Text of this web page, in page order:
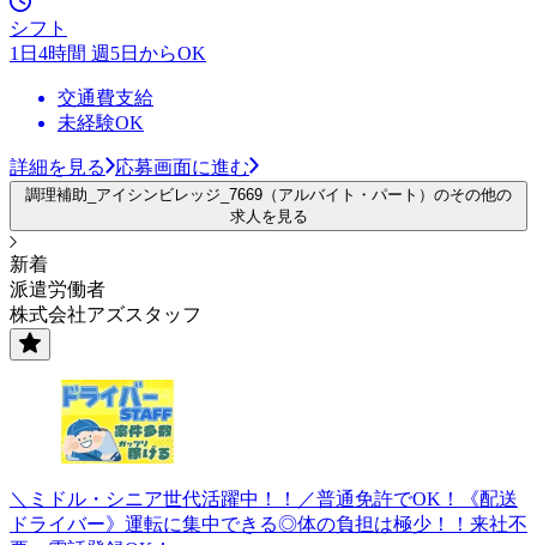
シフト
1日4時間 週5日からOK
交通費支給
未経験OK
詳細を見る 応募画面に進む
調理補助_アイシンビレッジ_7669（アルバイト・パート）のその他の
求人を見る
新着
派遣労働者
株式会社アズスタッフ
＼ミドル・シニア世代活躍中！！／普通免許でOK！《配送
ドライバー》運転に集中できる◎体の負担は極少！！来社不